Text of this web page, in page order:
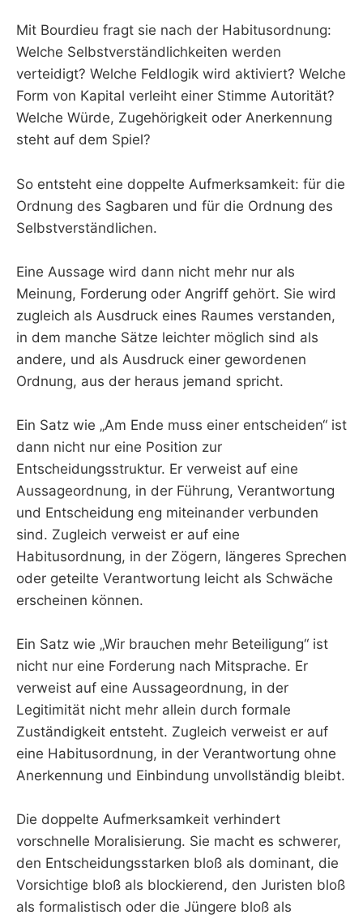
Mit Bourdieu fragt sie nach der Habitusordnung:
Welche Selbstverständlichkeiten werden
verteidigt? Welche Feldlogik wird aktiviert? Welche
Form von Kapital verleiht einer Stimme Autorität?
Welche Würde, Zugehörigkeit oder Anerkennung
steht auf dem Spiel?
So entsteht eine doppelte Aufmerksamkeit: für die
Ordnung des Sagbaren und für die Ordnung des
Selbstverständlichen.
Eine Aussage wird dann nicht mehr nur als
Meinung, Forderung oder Angriff gehört. Sie wird
zugleich als Ausdruck eines Raumes verstanden,
in dem manche Sätze leichter möglich sind als
andere, und als Ausdruck einer gewordenen
Ordnung, aus der heraus jemand spricht.
Ein Satz wie „Am Ende muss einer entscheiden“ ist
dann nicht nur eine Position zur
Entscheidungsstruktur. Er verweist auf eine
Aussageordnung, in der Führung, Verantwortung
und Entscheidung eng miteinander verbunden
sind. Zugleich verweist er auf eine
Habitusordnung, in der Zögern, längeres Sprechen
oder geteilte Verantwortung leicht als Schwäche
erscheinen können.
Ein Satz wie „Wir brauchen mehr Beteiligung“ ist
nicht nur eine Forderung nach Mitsprache. Er
verweist auf eine Aussageordnung, in der
Legitimität nicht mehr allein durch formale
Zuständigkeit entsteht. Zugleich verweist er auf
eine Habitusordnung, in der Verantwortung ohne
Anerkennung und Einbindung unvollständig bleibt.
Die doppelte Aufmerksamkeit verhindert
vorschnelle Moralisierung. Sie macht es schwerer,
den Entscheidungsstarken bloß als dominant, die
Vorsichtige bloß als blockierend, den Juristen bloß
als formalistisch oder die Jüngere bloß als